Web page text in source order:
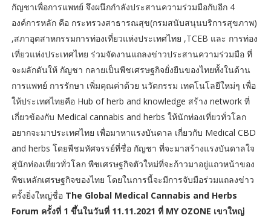
กัญชาเพื่อการแพทย์ จึงผนึกกำลังประสานความร่วมมือกับอีก 4
องค์การหลัก คือ กระทรวงสาธารณสุข(กรมสนับสนุนบริการสุขภาพ)
,สภาอุตสาหกรรมการท่องเที่ยวแห่งประเทศไทย ,TCEB และ การท่อง
เที่ยวแห่งประเทศไทย ร่วมจัดงานแถลงข่าวประสานความร่วมมือ ที่
จะผลักดันให้ กัญชา กลายเป็นพืชเศรษฐกิจยั่งยืนของไทยทั้งในด้าน
การแพทย์ การรักษา เพิ่มคุณค่าด้วย นวัตกรรม เทคโนโลยีใหม่ๆ เพื่อ
ให้ประเทศไทยคือ Hub of herb and knowledge สร้าง network ที่
เกี่ยวข้องกับ Medical cannabis and herbs ให้นักท่องเที่ยวทั่วโลก
อยากจะมาประเทศไทย เพื่อมาหาแรงบันดาล เกี่ยวกับ Medical CBD
and herbs โดยพืชมหัศจรรย์ที่ชื่อ กัญชา ที่จะมาสร้างแรงบันดาลใจ
สู่นักท่องเที่ยวทั่วโลก พืชเศรษฐกิจตัวใหม่ที่จะก้าวมาอยู่แถวหน้าของ
พืชเหลักเศรษฐกิจของไทย โดยในการนี้จะมีการจับมือร่วมแถลงข่าว
ครั้งยิ่งใหญ่ชื่อ The Global Medical Cannabis and Herbs
Forum ครั้งที่ 1 ขึ้นในวันที่ 11.11.2021 ที่ MY OZONE เขาใหญ่